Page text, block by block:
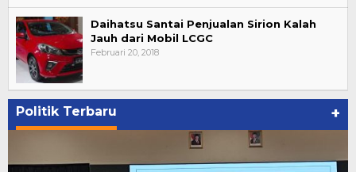
Daihatsu Santai Penjualan Sirion Kalah
Jauh dari Mobil LCGC
Februari 20, 2018
Politik Terbaru +